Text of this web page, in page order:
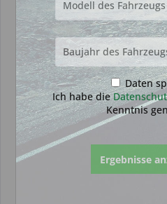
Daten
Ich habe die
Kenntnis
Ergebnisse